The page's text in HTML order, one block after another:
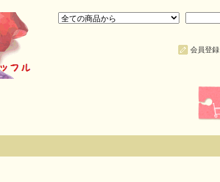
会員登録